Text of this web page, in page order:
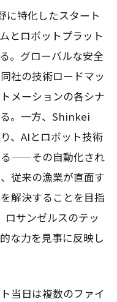
特化したスタート
とロボットプラット
。グローバルな安全
社の技術ロードマッ
メーションの各シナ
。一方、Shinkei
、AIとロボット技術
る——その自動化され
従来の漁業が直面す
解決することを目指
ロサンゼルスのテッ
な力を見事に反映し
当日は複数のファイ